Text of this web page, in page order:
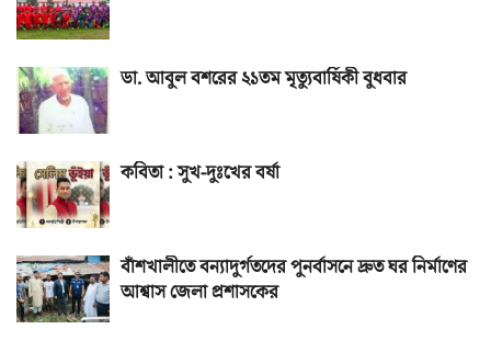
ডা. আবুল বশরের ২১তম মৃত্যুবার্ষিকী বুধবার
কবিতা : সুখ-দুঃখের বর্ষা
বাঁশখালীতে বন্যাদুর্গতদের পুনর্বাসনে দ্রুত ঘর নির্মাণের
আশ্বাস জেলা প্রশাসকের